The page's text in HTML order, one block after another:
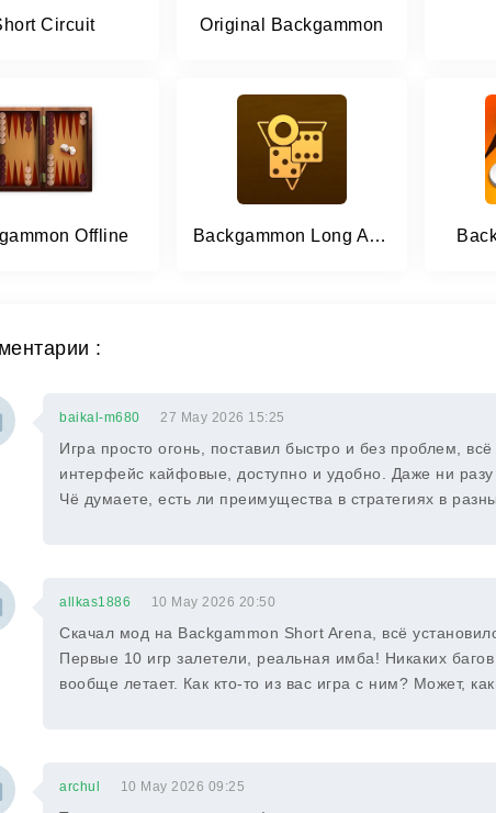
Circuit Original Backgammon
Offline Backgammon Long Arena
:
baikal-m680 27 May 2026 15:25
Игра просто огонь, поставил быстро и без проблем,
интерфейс кайфовые, доступно и удобно. Даже ни разу
Чё думаете, есть ли преимущества в стратегиях в
allkas1886 10 May 2026 20:50
Скачал мод на Backgammon Short Arena, всё
Первые 10 игр залетели, реальная имба! Никаких
вообще летает. Как кто-то из вас игра с ним? Может,
archul 10 May 2026 09:25